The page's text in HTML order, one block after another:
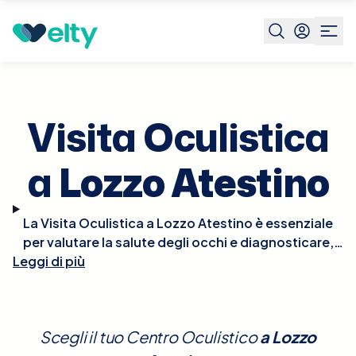
Prenota visita Lozzo Atestino
Visita Oculistica
a Lozzo Atestino
La Visita Oculistica a Lozzo Atestino è essenziale
per valutare la salute degli occhi e diagnosticare,
trattare, o prevenire varie condizioni visive. Durante
intraoculare e altri test specifici per rilevare
Leggi di più
Scegli il tuo Centro OculisticoaLozzo